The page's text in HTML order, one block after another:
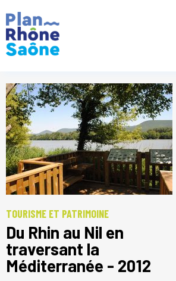
TOURISME ET PATRIMOINE
Du Rhin au Nil en
traversant la
Méditerranée - 2012